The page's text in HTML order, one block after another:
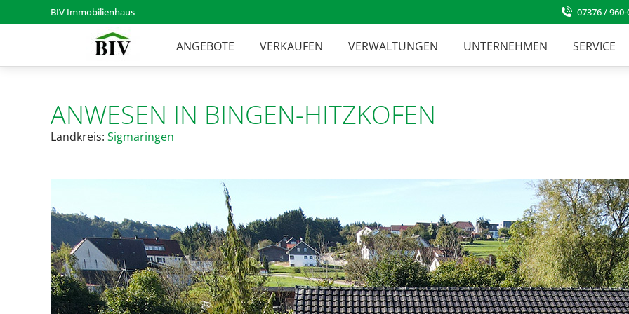
BIV Immobilienhaus 07376 / 960-
ANGEBOTE VERKAUFEN VERWALTUNGEN UNTERNEHMEN SERVICE
ANWESEN IN BINGEN-HITZKOFEN
Landkreis: Sigmaringen